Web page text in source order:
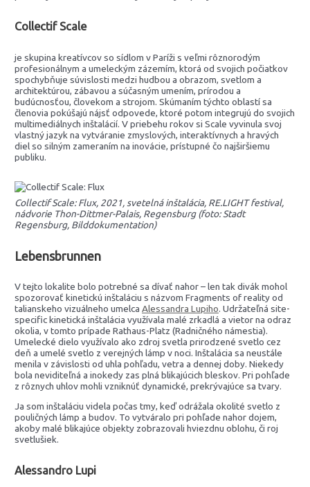
Collectif Scale
je skupina kreatívcov so sídlom v Paríži s veľmi rôznorodým
profesionálnym a umeleckým zázemím, ktorá od svojich počiatkov
spochybňuje súvislosti medzi hudbou a obrazom, svetlom a
architektúrou, zábavou a súčasným umením, prírodou a
budúcnosťou, človekom a strojom. Skúmaním týchto oblastí sa
členovia pokúšajú nájsť odpovede, ktoré potom integrujú do svojich
multimediálnych inštalácií. V priebehu rokov si Scale vyvinula svoj
vlastný jazyk na vytváranie zmyslových, interaktívnych a hravých
diel so silným zameraním na inovácie, prístupné čo najširšiemu
publiku.
Collectif Scale: Flux, 2021, svetelná inštalácia, RE.LIGHT festival,
nádvorie Thon-Dittmer-Palais, Regensburg (foto: Stadt
Regensburg, Bilddokumentation)
Lebensbrunnen
V tejto lokalite bolo potrebné sa dívať nahor – len tak divák mohol
spozorovať kinetickú inštaláciu s názvom Fragments of reality od
talianskeho vizuálneho umelcaAlessandra Lupiho. Udržateľná site-
specific kinetická inštalácia využívala malé zrkadlá a vietor na odraz
okolia, v tomto prípade Rathaus-Platz (Radničného námestia).
Umelecké dielo využívalo ako zdroj svetla prirodzené svetlo cez
deň a umelé svetlo z verejných lámp v noci. Inštalácia sa neustále
menila v závislosti od uhla pohľadu, vetra a dennej doby. Niekedy
bola neviditeľná a inokedy zas plná blikajúcich bleskov. Pri pohľade
z rôznych uhlov mohli vzniknúť dynamické, prekrývajúce sa tvary.
Ja som inštaláciu videla počas tmy, keď odrážala okolité svetlo z
pouličných lámp a budov. To vytváralo pri pohľade nahor dojem,
akoby malé blikajúce objekty zobrazovali hviezdnu oblohu, či roj
svetlušiek.
Alessandro Lupi